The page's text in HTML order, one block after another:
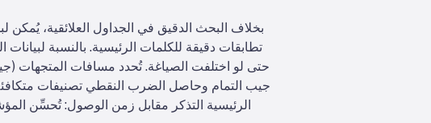
بخلاف البحث الدقيق في الجداول العلائقية،
تطابقات دقيقة للكلمات الرئيسية. بالنسبة
حتى لو اختلفت الصياغة. تُحدد مسافات المتجهات
جيب التمام وحاصل الضرب النقطي تصنيفات
الرئيسية التذكر مقابل زمن الوصول: تُحسِّن